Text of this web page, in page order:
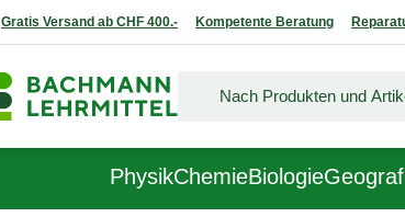
Gratis Versand ab CHF 400.- Kompetente Beratung
PhysikChemieBiologie